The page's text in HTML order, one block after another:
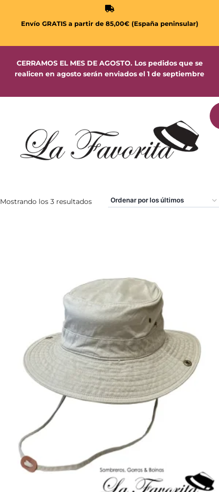
Envío GRATIS a partir de 85,00€ (España peninsular)
CERRAMOS EL MES DE AGOSTO. Los pedidos que se
realicen en agosto serán enviados el 1 de septiembre
Mostrando los 3 resultados